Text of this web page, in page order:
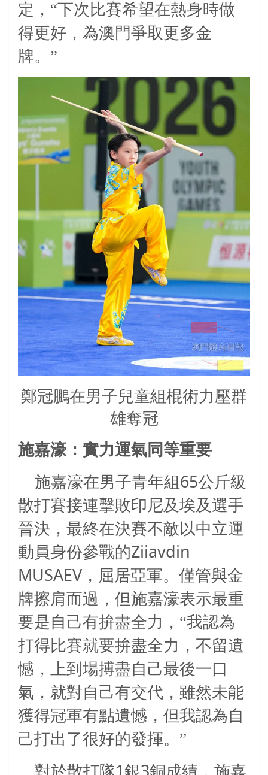
定，“下次比賽希望在熱身時做
得更好，為澳門爭取更多金
牌。”
鄭冠鵬在男子兒童組棍術力壓群
雄奪冠
施嘉濠：實力運氣同等重要
施嘉濠在男子青年組 65公斤級
散打賽接連擊敗印尼及埃及選手
晉決，最終在決賽不敵以中立運
動員身份參戰的Ziiavdin
MUSAEV ，屈居亞軍。僅管與金
牌擦肩而過，但施嘉濠表示最重
要是自己有拚盡全力，“我認為
打得比賽就要拚盡全力，不留遺
憾，上到場搏盡自己最後一口
氣，就對自己有交代，雖然未能
獲得冠軍有點遺憾，但我認為自
己打出了很好的發揮。”
1 3